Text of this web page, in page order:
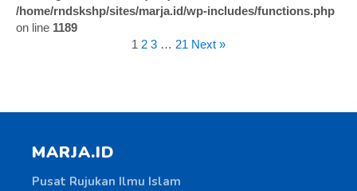
/home/rndskshp/sites/marja.id/wp-includes/functions.php
on line 1189
1 2 3 … 21 Next »
MARJA.ID
Pusat Rujukan Ilmu Islam